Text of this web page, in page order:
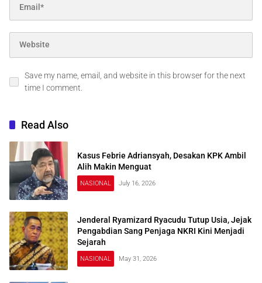
Save my name, email, and website in this browser for the next
time I comment.
Read Also
Kasus Febrie Adriansyah, Desakan KPK Ambil
Alih Makin Menguat
NASIONAL July 16, 2026
Jenderal Ryamizard Ryacudu Tutup Usia, Jejak
Pengabdian Sang Penjaga NKRI Kini Menjadi
Sejarah
NASIONAL May 31, 2026